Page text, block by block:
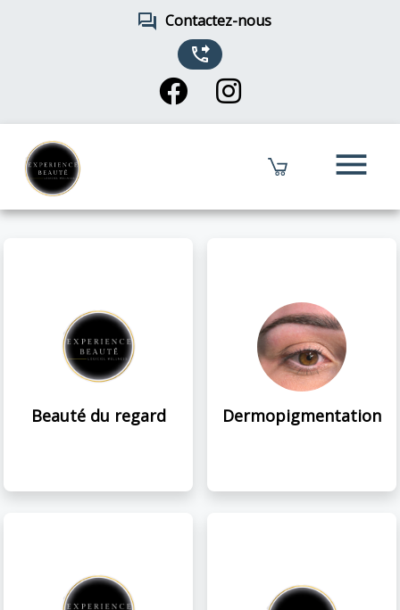
forum Contactez-nous
phone_forwarded
menu
Beauté du regard Dermopigmentation